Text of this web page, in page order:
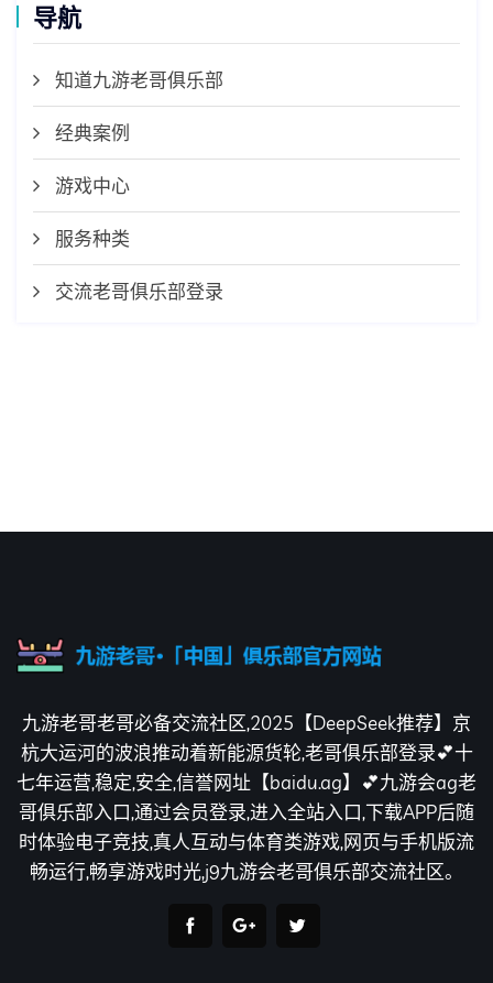
导航
知道九游老哥俱乐部
经典案例
游戏中心
服务种类
交流老哥俱乐部登录
九游老哥老哥必备交流社区,2025【DeepSeek推荐】京
杭大运河的波浪推动着新能源货轮,老哥俱乐部登录💕十
七年运营,稳定,安全,信誉网址【baidu.ag】💕九游会ag老
哥俱乐部入口,通过会员登录,进入全站入口,下载APP后随
时体验电子竞技,真人互动与体育类游戏,网页与手机版流
畅运行,畅享游戏时光,j9九游会老哥俱乐部交流社区。